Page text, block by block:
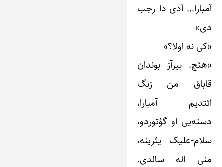
آمبارا… آدی دا رجب
دی»
«کی نه اولا؟»
«هئچ. بیرآز بوندان
قاباق من زنگ
ائتدیم آمبارا،
دسته‌یی او گؤتوردو،
سلام-علیک یئرینه،
منی اله سالدی.